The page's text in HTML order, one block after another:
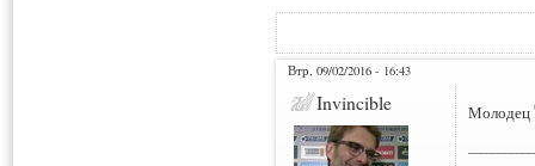
Втр, 09/02/2016 - 16:43
Invincible Молодец